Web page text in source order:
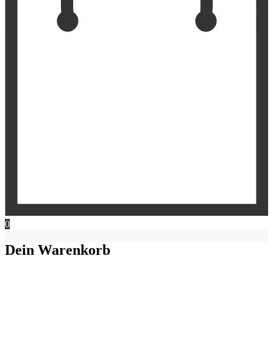
0
Dein Warenkorb